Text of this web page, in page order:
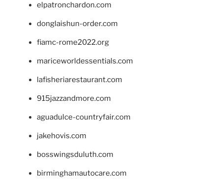
elpatronchardon.com
donglaishun-order.com
fiamc-rome2022.org
mariceworldessentials.com
lafisheriarestaurant.com
915jazzandmore.com
aguadulce-countryfair.com
jakehovis.com
bosswingsduluth.com
birminghamautocare.com